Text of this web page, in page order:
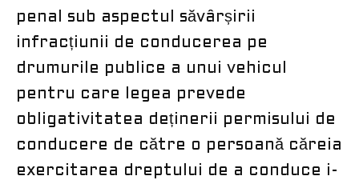
penal sub aspectul săvârșirii
infracțiunii de conducerea pe
drumurile publice a unui vehicul
pentru care legea prevede
obligativitatea deținerii permisului de
conducere de către o persoană căreia
exercitarea dreptului de a conduce i-